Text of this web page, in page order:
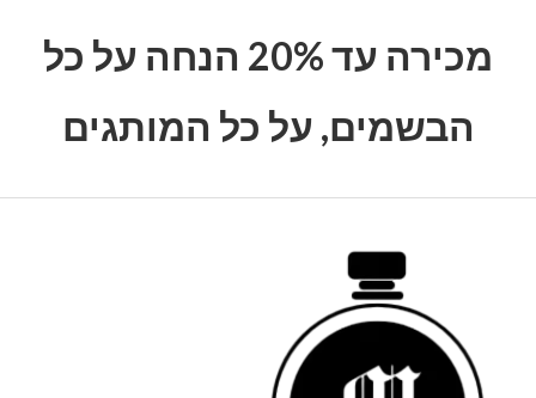
מכירה עד 20% הנחה על כל
הבשמים, על כל המותגים